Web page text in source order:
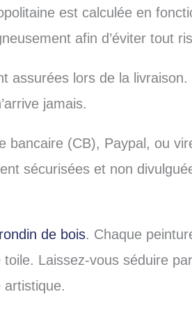
est calculée en
afin d’éviter tout
assurées lors de la
jamais.
bancaire (CB), Paypal, ou
sécurisées et non
de bois. Chaque
Laissez-vous séduire
artistique.